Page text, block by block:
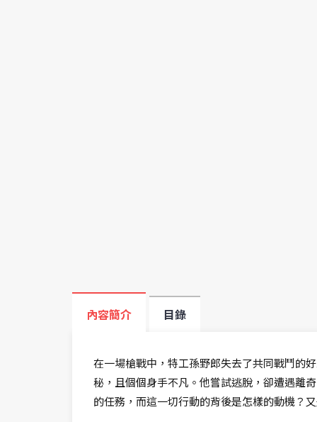
內容簡介 目錄
在一場槍戰中，特工孫野郎失去了共同戰鬥的
秘，且個個身手不凡。他嘗試逃脫，卻遭遇離
的任務，而這一切行動的背後是怎樣的動機